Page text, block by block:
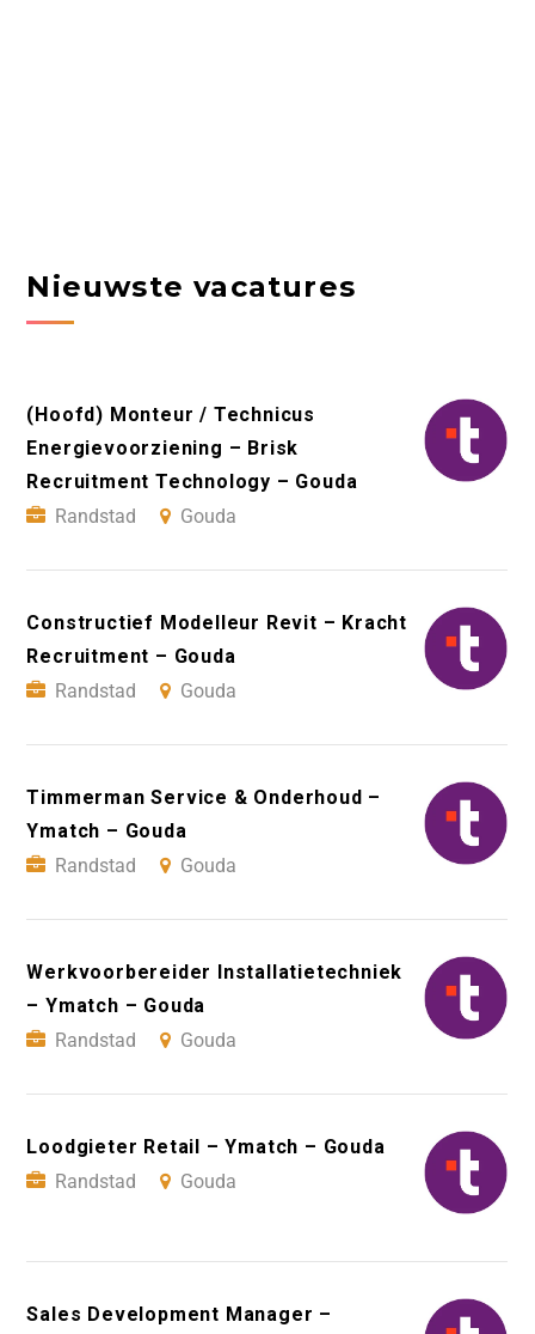
Nieuwste vacatures
(Hoofd) Monteur / Technicus
Energievoorziening – Brisk
Recruitment Technology – Gouda
Randstad
Gouda
Constructief Modelleur Revit – Kracht
Recruitment – Gouda
Randstad
Gouda
Timmerman Service & Onderhoud –
Ymatch – Gouda
Randstad
Gouda
Werkvoorbereider Installatietechniek
– Ymatch – Gouda
Randstad
Gouda
Loodgieter Retail – Ymatch – Gouda
Randstad
Gouda
Sales Development Manager –